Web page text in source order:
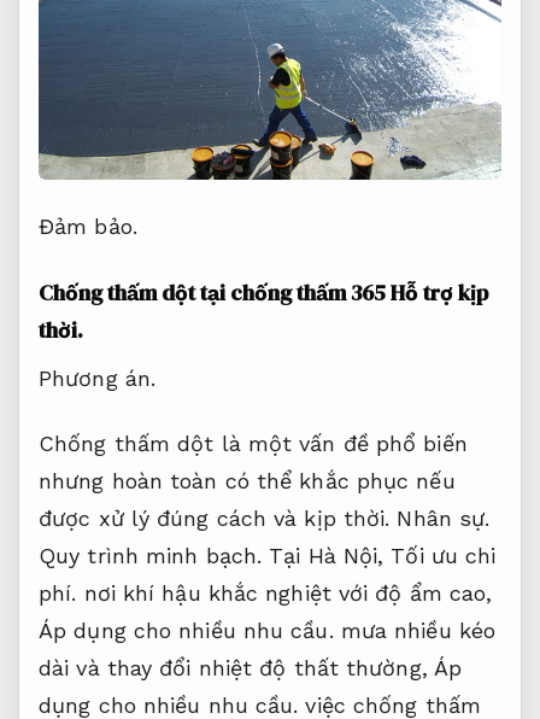
Đảm bảo.
Chống thấm dột tại chống thấm 365Hỗ trợ kịp
thời.
Phương án.
Chống thấm dột là một vấn đề phổ biến
nhưng hoàn toàn có thể khắc phục nếu
được xử lý đúng cách và kịp thời. Nhân sự.
Quy trình minh bạch. Tại Hà Nội, Tối ưu chi
phí. nơi khí hậu khắc nghiệt với độ ẩm cao,
Áp dụng cho nhiều nhu cầu. mưa nhiều kéo
dài và thay đổi nhiệt độ thất thường, Áp
dụng cho nhiều nhu cầu. việc chống thấm